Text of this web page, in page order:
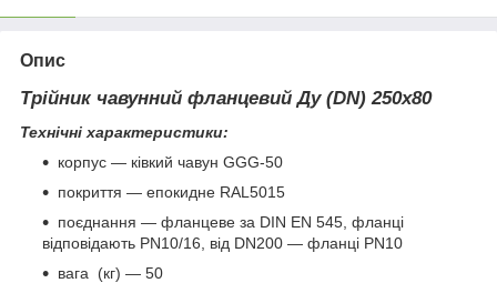
Опис
Трійник чавунний фланцевий Ду (DN) 250х80
Технічні характеристики:
корпус — ківкий чавун GGG-50
покриття — епокидне RAL5015
поєднання — фланцеве за DIN EN 545, фланці
відповідають PN10/16, від DN200 — фланці PN10
вага (кг) — 50